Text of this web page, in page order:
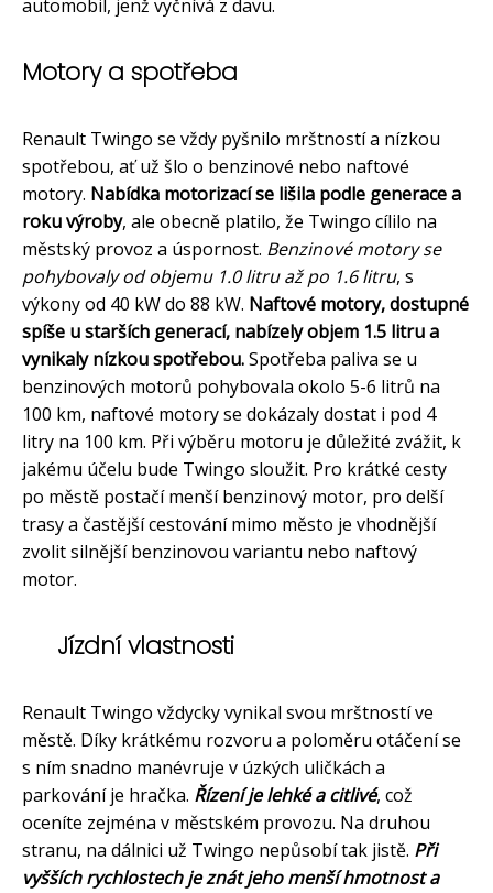
automobil, jenž vyčnívá z davu.
Motory a spotřeba
Renault Twingo se vždy pyšnilo mrštností a nízkou
spotřebou, ať už šlo o benzinové nebo naftové
motory. Nabídka motorizací se lišila podle generace a
roku výroby, ale obecně platilo, že Twingo cílilo na
městský provoz a úspornost. Benzinové motory se
pohybovaly od objemu 1.0 litru až po 1.6 litru, s
výkony od 40 kW do 88 kW. Naftové motory, dostupné
spíše u starších generací, nabízely objem 1.5 litru a
vynikaly nízkou spotřebou.Spotřeba paliva se u
benzinových motorů pohybovala okolo 5-6 litrů na
100 km, naftové motory se dokázaly dostat i pod 4
litry na 100 km. Při výběru motoru je důležité zvážit, k
jakému účelu bude Twingo sloužit. Pro krátké cesty
po městě postačí menší benzinový motor, pro delší
trasy a častější cestování mimo město je vhodnější
zvolit silnější benzinovou variantu nebo naftový
motor.
Jízdní vlastnosti
Renault Twingo vždycky vynikal svou mrštností ve
městě. Díky krátkému rozvoru a poloměru otáčení se
s ním snadno manévruje v úzkých uličkách a
parkování je hračka. Řízení je lehké a citlivé, což
oceníte zejména v městském provozu. Na druhou
stranu, na dálnici už Twingo nepůsobí tak jistě. Při
vyšších rychlostech je znát jeho menší hmotnost a